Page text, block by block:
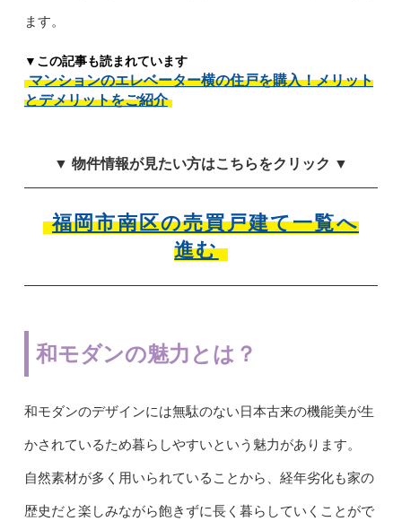
ます。
▼この記事も読まれています
マンションのエレベーター横の住戸を購入！メリット
とデメリットをご紹介
▼ 物件情報が見たい方はこちらをクリック ▼
福岡市南区の売買戸建て一覧へ
進む
和モダンの魅力とは？
和モダンのデザインには無駄のない日本古来の機能美が生
かされているため暮らしやすいという魅力があります。
自然素材が多く用いられていることから、経年劣化も家の
歴史だと楽しみながら飽きずに長く暮らしていくことがで